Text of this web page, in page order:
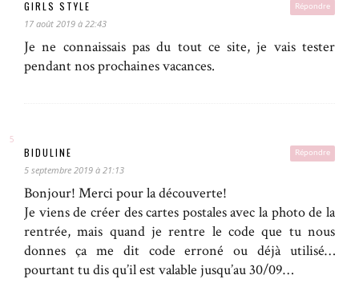
Répondre
GIRLS STYLE
17 août 2019 à 22:43
Je ne connaissais pas du tout ce site, je vais tester
pendant nos prochaines vacances.
Répondre
BIDULINE
5 septembre 2019 à 21:13
Bonjour! Merci pour la découverte!
Je viens de créer des cartes postales avec la photo de la
rentrée, mais quand je rentre le code que tu nous
donnes ça me dit code erroné ou déjà utilisé…
pourtant tu dis qu’il est valable jusqu’au 30/09…